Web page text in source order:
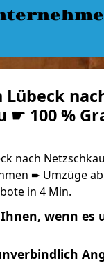
Lübeck
☛ 100 %
nach
➨ Umzüge ab
in 4 Min.
wenn es